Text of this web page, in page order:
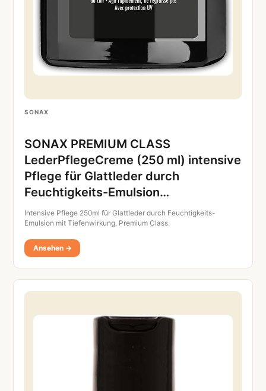
SONAX
SONAX PREMIUM CLASS
LederPflegeCreme (250 ml) intensive
Pflege für Glattleder durch
Feuchtigkeits-Emulsion…
Intensive Pflege 250ml für Glattleder durch Feuchtigkeits-
Emulsion mit Tiefenwirkung. Premium Class.
Ansehen →